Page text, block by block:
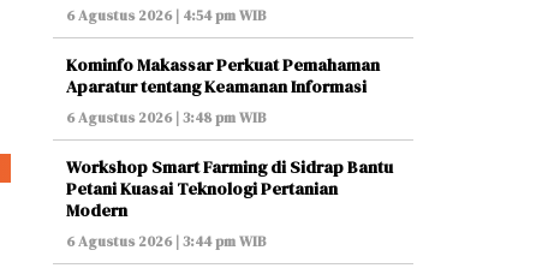
6 Agustus 2026 | 4:54 pm WIB
Kominfo Makassar Perkuat Pemahaman
Aparatur tentang Keamanan Informasi
6 Agustus 2026 | 3:48 pm WIB
Workshop Smart Farming di Sidrap Bantu
Petani Kuasai Teknologi Pertanian
Modern
6 Agustus 2026 | 3:44 pm WIB